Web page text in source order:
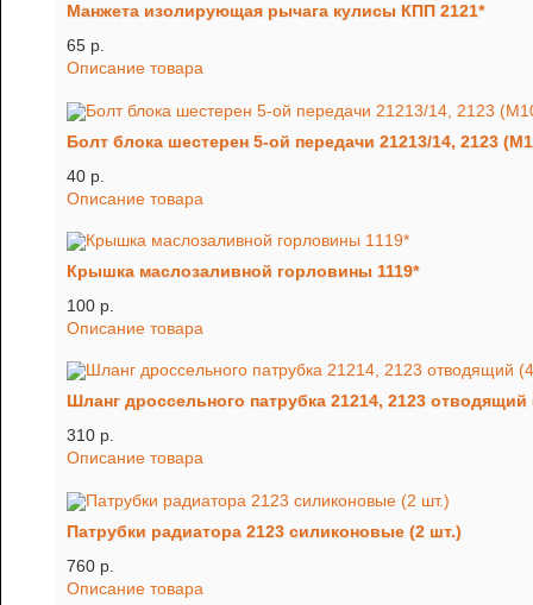
Манжета изолирующая рычага кулисы КПП 2121*
65 p.
Описание товара
Болт блока шестерен 5-ой передачи 21213/14, 2123
40 p.
Описание товара
Крышка маслозаливной горловины 1119*
100 p.
Описание товара
Шланг дроссельного патрубка 21214, 2123
310 p.
Описание товара
Патрубки радиатора 2123 силиконовые (2 шт.)
760 p.
Описание товара